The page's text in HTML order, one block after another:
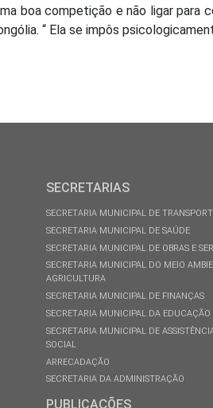
boa competição e não ligar para
“ Ela se impôs
SECRETARIAS
SECRETARIA MUNICIPAL DE
SECRETARIA MUNICIPAL DE SAÚDE
SECRETARIA MUNICIPAL DE OBRAS E
SECRETARIA MUNICIPAL DO MEIO
AGRICULTURA
SECRETARIA MUNICIPAL DE FINANÇAS
SECRETARIA MUNICIPAL DA EDUCAÇÃO
SECRETARIA MUNICIPAL DE
SOCIAL
ARRECADAÇÃO
SECRETARIA DA ADMINISTRAÇÃO
PUBLICAÇÕES